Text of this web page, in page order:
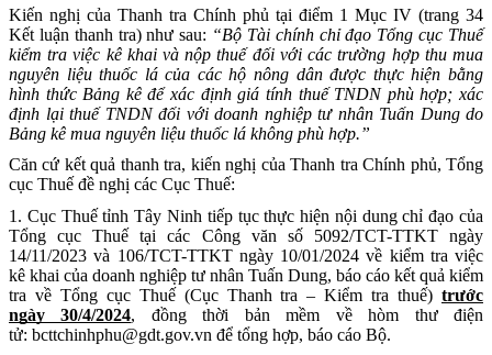
Kiến nghị của Thanh tra Chính phủ tại điểm 1 Mục IV (trang 34
Kết luận thanh tra) như sau: “Bộ Tài chính chỉ đạo Tổng cục Thuế
kiểm tra việc kê khai và nộp thuế đối với các trường hợp thu mua
nguyên liệu thuốc lá của các hộ nông dân được thực hiện bằng
hình thức Bảng kê để xác định giá tính thuế TNDN phù hợp; xác
định lại thuế TNDN đối với doanh nghiệp tư nhân Tuấn Dung do
Bảng kê mua nguyên liệu thuốc lá không phù hợp.”
Căn cứ kết quả thanh tra, kiến nghị của Thanh tra Chính phủ, Tổng
cục Thuế đề nghị các Cục Thuế:
1. Cục Thuế tỉnh Tây Ninh tiếp tục thực hiện nội dung chỉ đạo của
Tổng cục Thuế tại các Công văn số 5092/TCT-TTKT ngày
14/11/2023 và 106/TCT-TTKT ngày 10/01/2024 về kiểm tra việc
kê khai của doanh nghiệp tư nhân Tuấn Dung, báo cáo kết quả kiểm
tra về Tổng cục Thuế (Cục Thanh tra – Kiểm tra thuế) trước
ngày 30/4/2024, đồng thời bản mềm về hòm thư điện
tử: bcttchinhphu@gdt.gov.vn để tổng hợp, báo cáo Bộ.